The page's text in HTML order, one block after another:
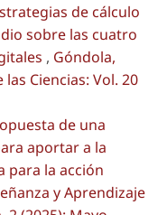
de cálculo
sobre las cuatro
, Góndola,
Ciencias: Vol. 20
de una
aportar a la
para la acción
y Aprendizaje